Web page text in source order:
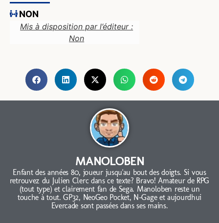
NON
Mis à disposition par l’éditeur :
Non
MANOLOBEN
Enfant des années 80, joueur jusqu'au bout des doigts. Si vous
retrouvez du Julien Clerc dans ce texte? Bravo! Amateur de RPG
(tout type) et clairement fan de Sega. Manoloben reste un
touche à tout. GP32, NeoGeo Pocket, N-Gage et aujourdhui
Evercade sont passées dans ses mains.